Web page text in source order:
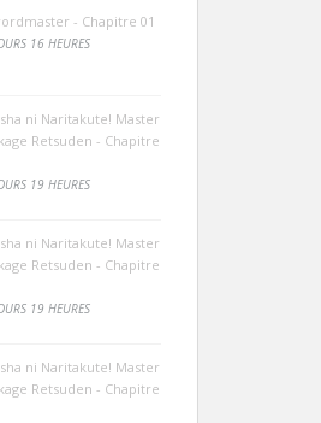
- Chapitre 01
16 HEURES
ni Naritakute! Master
Retsuden - Chapitre
19 HEURES
ni Naritakute! Master
Retsuden - Chapitre
19 HEURES
ni Naritakute! Master
Retsuden - Chapitre